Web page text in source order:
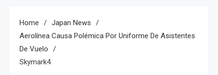
Home
Japan News
Aerolínea Causa Polémica Por Uniforme De Asistentes
De Vuelo
Skymark4